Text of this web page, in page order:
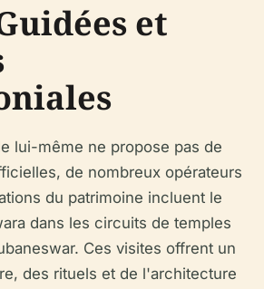
et
lui-même ne propose pas de
de nombreux opérateurs
du patrimoine incluent le
dans les circuits de temples
Ces visites offrent un
des rituels et de l'architecture